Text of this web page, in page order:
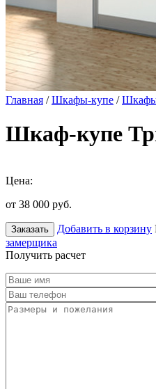
Главная /Шкафы-купе /
Шкаф-купе
Цена:
от 38 000 руб.
Заказать Добавить в корзину
замерщика
Получить расчет